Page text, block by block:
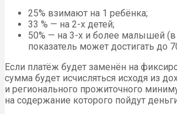
25% взимают на 1 ребёнка;
33 % — на 2-х детей;
50% — на 3-х и более малышей (в
показатель может достигать до
Если платёж будет заменён на
сумма будет исчисляться исходя из
и регионального прожиточного
на содержание которого пойдут